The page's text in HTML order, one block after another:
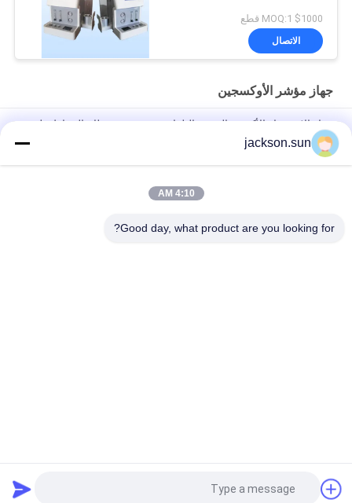
$1000 MOQ:1 قطع
الاتصال
جهاز مؤشر الأوكسجين
جهاز الاستقرار الأكسدة البنزين التلقائي جيد تصميم نظام الحفاظ على
الحرارة
IEC 60754 25A جهاز اختبار مؤشر الأوكسجين ، جهاز اختبار القابلية
jackson.sun
4:10 AM
Good day, what product are you looking for?